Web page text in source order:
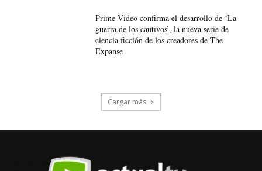
Prime Video confirma el desarrollo de ‘La
guerra de los cautivos’, la nueva serie de
ciencia ficción de los creadores de The
Expanse
Cargar más